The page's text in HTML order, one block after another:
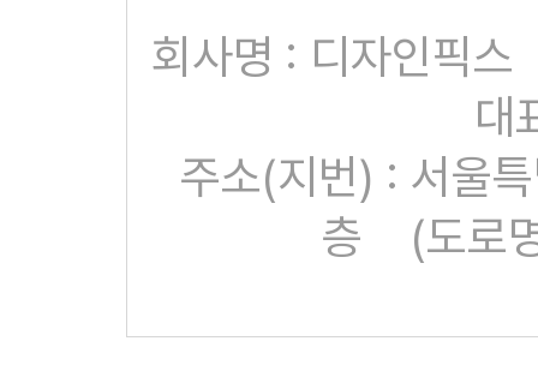
회사명 : 디자인
대
주소(지번) : 서울
층 (도로